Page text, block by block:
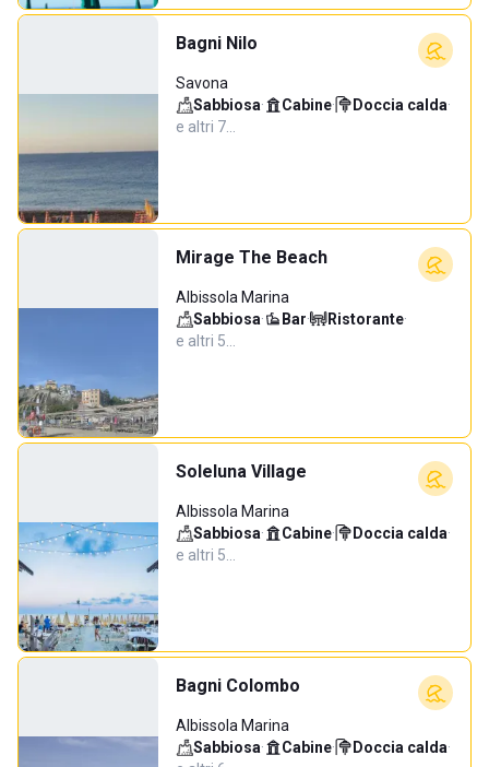
Bagni Nilo
Savona
Sabbiosa· Cabine· Doccia calda·
e altri 7…
Mirage The Beach
Albissola Marina
Sabbiosa· Bar· Ristorante·
e altri 5…
Soleluna Village
Albissola Marina
Sabbiosa· Cabine· Doccia calda·
e altri 5…
Bagni Colombo
Albissola Marina
Sabbiosa· Cabine· Doccia calda·